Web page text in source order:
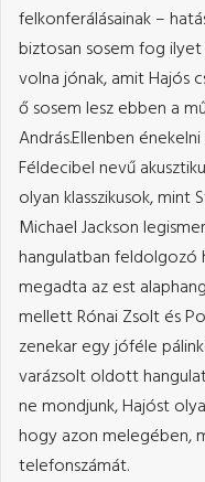
felkonferálásainak –
biztosan sosem fog
volna jónak, amit Hajós
ő sosem lesz ebben a
András.Ellenben
Féldecibel nevű
olyan klasszikusok, mint
Michael Jackson
hangulatban
megadta az est
mellett Rónai Zsolt és
zenekar egy jóféle
varázsolt oldott
ne mondjunk, Hajóst
hogy azon melegében,
telefonszámát.